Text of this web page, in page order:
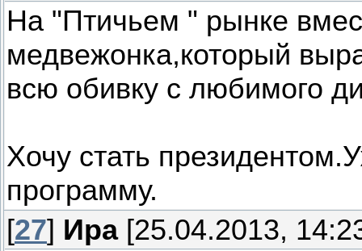
На "Птичьем " рынке
медвежонка,который
всю обивку с любимого
Хочу стать
программу.
[27] Ира[25.04.2013,